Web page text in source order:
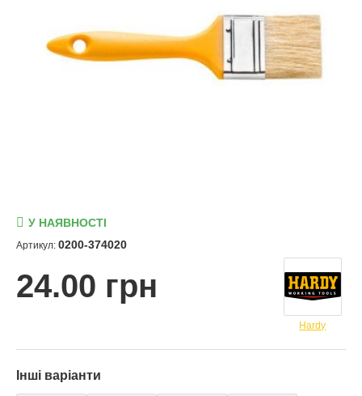
24.00 грн
Hardy
У НАЯВНОСТІ
Артикул: 0200-374020
Інші варіанти